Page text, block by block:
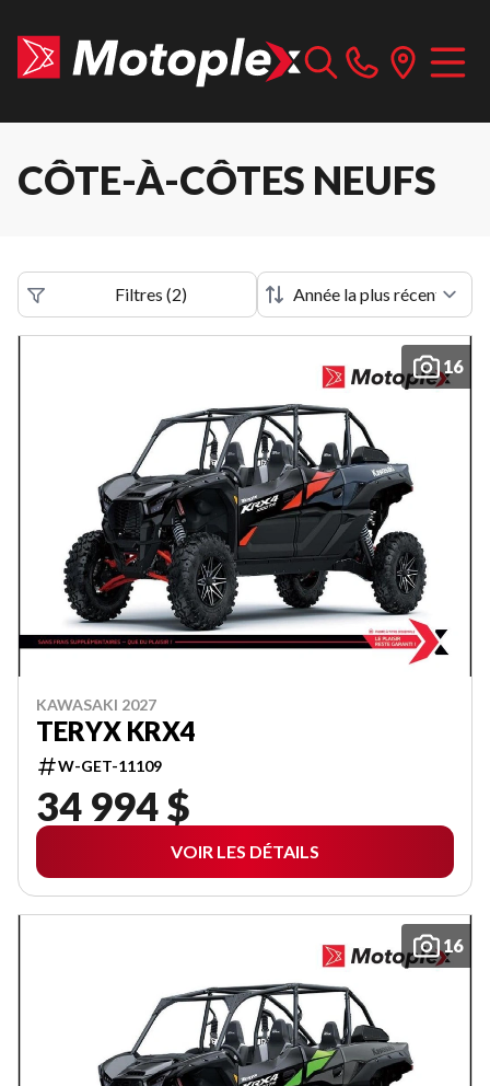
CÔTE-À-CÔTES NEUFS
Filtres (2)
16
KAWASAKI 2027
TERYX KRX4
W-GET-11109
34 994 $
VOIR LES DÉTAILS
16